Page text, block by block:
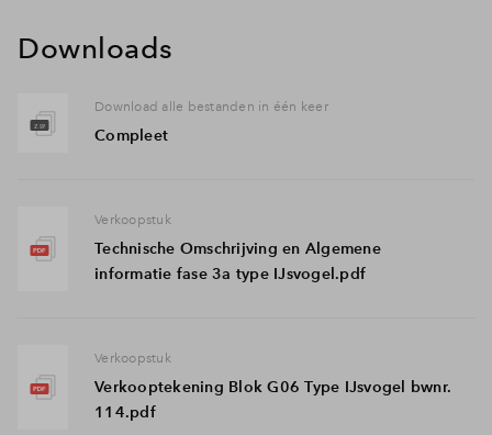
Downloads
Download alle bestanden in één keer
Compleet
Verkoopstuk
Technische Omschrijving en Algemene
informatie fase 3a type IJsvogel.pdf
Verkoopstuk
Verkooptekening Blok G06 Type IJsvogel bwnr.
114.pdf